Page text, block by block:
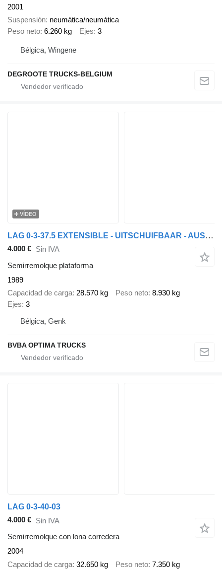
2001
Suspensión neumática/neumática
Peso neto 6.260 kg Ejes 3
Bélgica, Wingene
DEGROOTE TRUCKS-BELGIUM
VÍDEO
LAG 0-3-37.5 EXTENSIBLE - UITSCHUIFBAAR - AUSSCHIEBBAHR
4.000 € Sin IVA
Semirremolque plataforma
1989
Capacidad de carga 28.570 kg Peso neto 8.930 kg
Ejes 3
Bélgica, Genk
BVBA OPTIMA TRUCKS
LAG 0-3-40-03
4.000 € Sin IVA
Semirremolque con lona corredera
2004
Capacidad de carga 32.650 kg Peso neto 7.350 kg